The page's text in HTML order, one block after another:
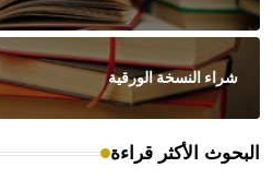
شراء النسخة الورقية
البحوث الأكثر قراءة